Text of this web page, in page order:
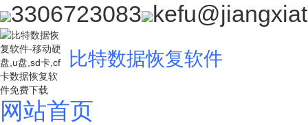
3306723083
比特数据恢复软件
网站首页